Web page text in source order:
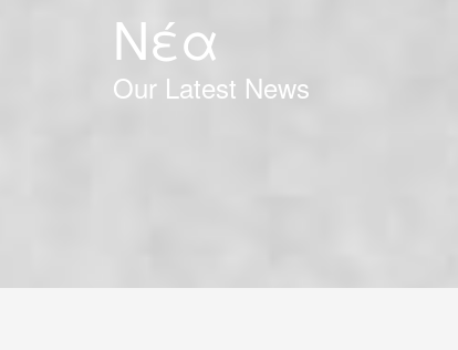
Νέα
Our Latest News